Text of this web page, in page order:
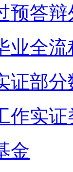
预答
业全流
证部
作实
金